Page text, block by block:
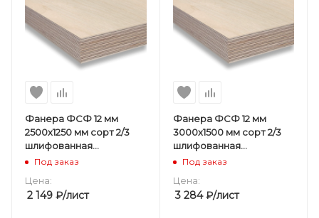
Фанера ФСФ 12 мм
2500х1250 мм сорт 2/3
шлифованная
березовая
Под заказ
Цена:
2 149 ₽/лист
Фанера ФСФ 12 мм
3000х1500 мм сорт 2/3
шлифованная
березовая
Под заказ
Цена:
3 284₽/лист